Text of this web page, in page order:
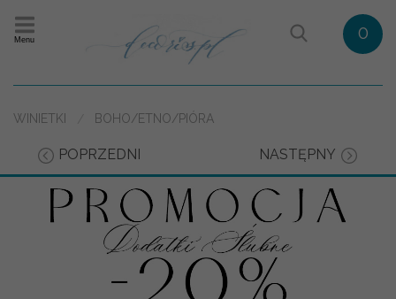
Menu 0
WINIETKI BOHO/ETNO/PIÓRA
POPRZEDNI NASTĘPNY